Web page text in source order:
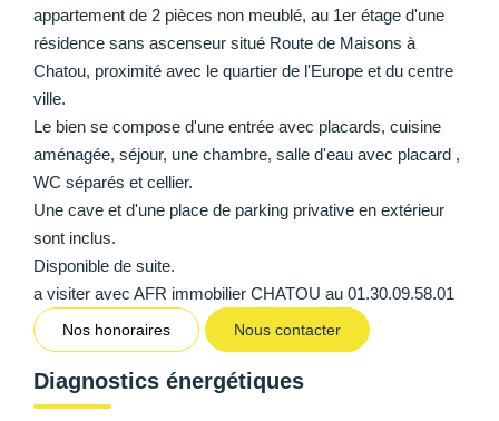
appartement de 2 pièces non meublé, au 1er étage d'une
résidence sans ascenseur situé Route de Maisons à
Chatou, proximité avec le quartier de l'Europe et du centre
ville.
Le bien se compose d'une entrée avec placards, cuisine
aménagée, séjour, une chambre, salle d'eau avec placard ,
WC séparés et cellier.
Une cave et d'une place de parking privative en extérieur
sont inclus.
Disponible de suite.
a visiter avec AFR immobilier CHATOU au 01.30.09.58.01
Nos honoraires Nous contacter
Diagnostics énergétiques